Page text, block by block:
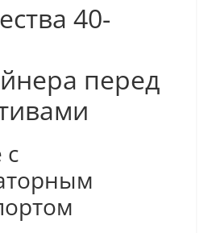
40-
перед